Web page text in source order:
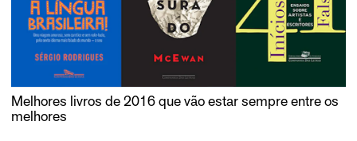
Melhores livros de 2016 que vão estar sempre entre os
melhores